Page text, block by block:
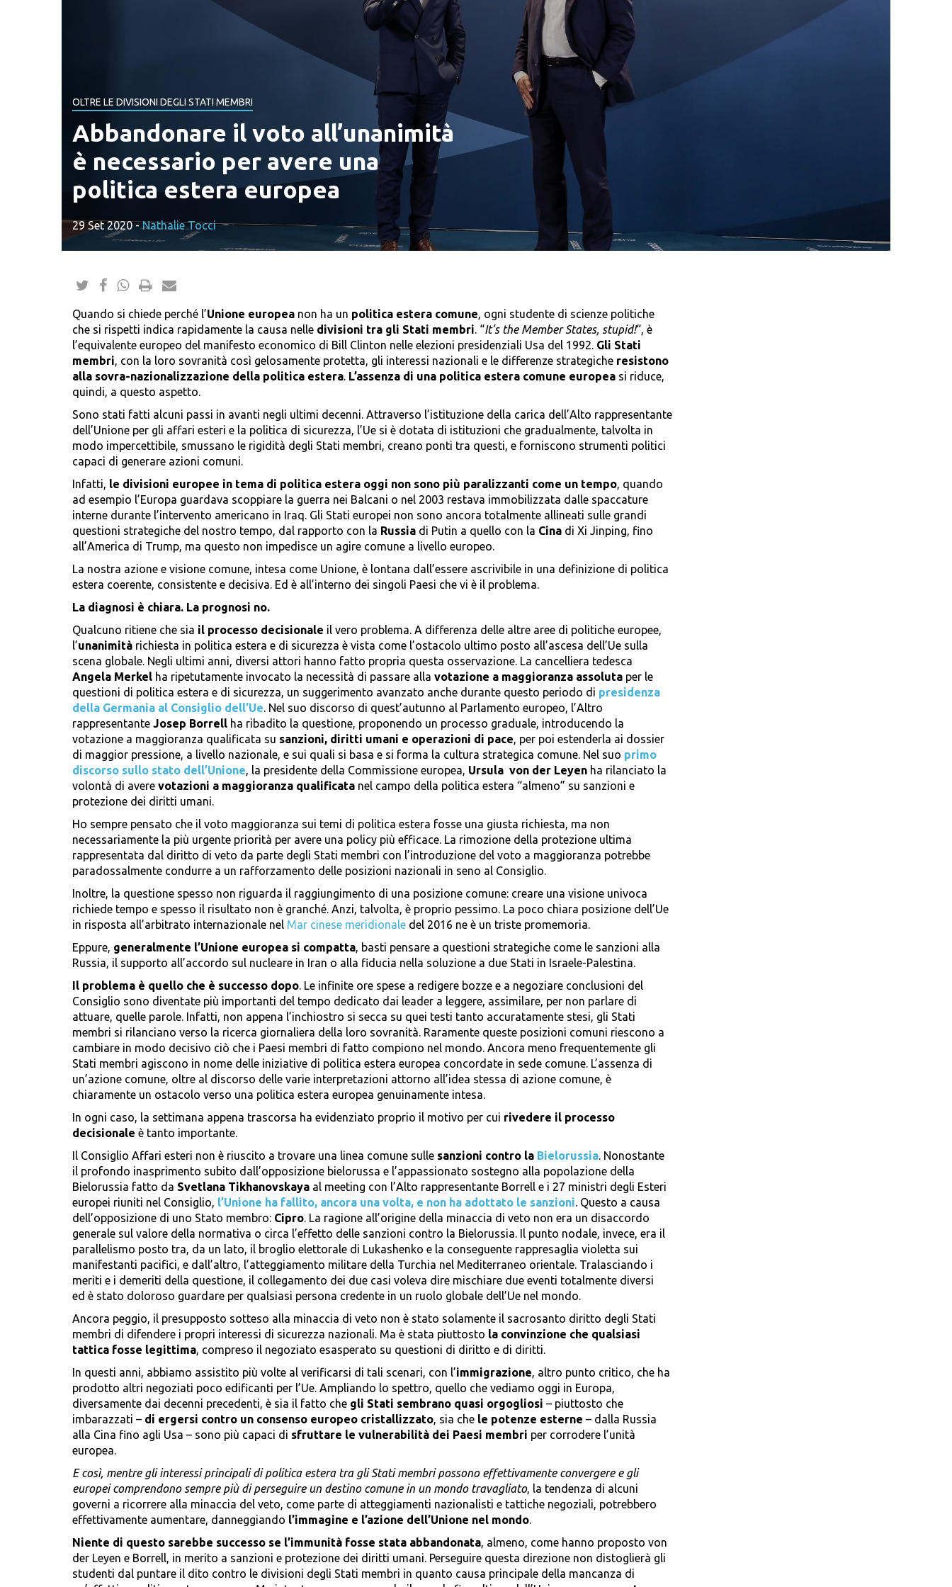
OLTRE LE DIVISIONI DEGLI STATI MEMBRI
Abbandonare il voto all’unanimità
è necessario per avere una
politica estera europea
29 Set 2020-Nathalie Tocci
Quando si chiede perché l’Unione europea non ha un politica estera comune, ogni studente di scienze politiche
che si rispetti indica rapidamente la causa nelle divisioni tra gli Stati membri. “It’s the Member States, stupid!“, è
l’equivalente europeo del manifesto economico di Bill Clinton nelle elezioni presidenziali Usa del 1992. Gli Stati
membri, con la loro sovranità così gelosamente protetta, gli interessi nazionali e le differenze strategiche resistono
alla sovra-nazionalizzazione della politica estera. L’assenza di una politica estera comune europea si riduce,
quindi, a questo aspetto.
Sono stati fatti alcuni passi in avanti negli ultimi decenni. Attraverso l’istituzione della carica dell’Alto rappresentante
dell’Unione per gli affari esteri e la politica di sicurezza, l’Ue si è dotata di istituzioni che gradualmente, talvolta in
modo impercettibile, smussano le rigidità degli Stati membri, creano ponti tra questi, e forniscono strumenti politici
capaci di generare azioni comuni.
Infatti, le divisioni europee in tema di politica estera oggi non sono più paralizzanti come un tempo, quando
ad esempio l’Europa guardava scoppiare la guerra nei Balcani o nel 2003 restava immobilizzata dalle spaccature
interne durante l’intervento americano in Iraq. Gli Stati europei non sono ancora totalmente allineati sulle grandi
questioni strategiche del nostro tempo, dal rapporto con la Russia di Putin a quello con la Cina di Xi Jinping, fino
all’America di Trump, ma questo non impedisce un agire comune a livello europeo.
La nostra azione e visione comune, intesa come Unione, è lontana dall’essere ascrivibile in una definizione di politica
estera coerente, consistente e decisiva. Ed è all’interno dei singoli Paesi che vi è il problema.
La diagnosi è chiara. La prognosi no.
Qualcuno ritiene che sia il processo decisionale il vero problema. A differenza delle altre aree di politiche europee,
l’unanimità richiesta in politica estera e di sicurezza è vista come l’ostacolo ultimo posto all’ascesa dell’Ue sulla
scena globale. Negli ultimi anni, diversi attori hanno fatto propria questa osservazione. La cancelliera tedesca
Angela Merkel ha ripetutamente invocato la necessità di passare alla votazione a maggioranza assoluta per le
questioni di politica estera e di sicurezza, un suggerimento avanzato anche durante questo periodo di presidenza
della Germania al Consiglio dell’Ue. Nel suo discorso di quest’autunno al Parlamento europeo, l’Altro
rappresentante Josep Borrell ha ribadito la questione, proponendo un processo graduale, introducendo la
votazione a maggioranza qualificata su sanzioni, diritti umani e operazioni di pace, per poi estenderla ai dossier
di maggior pressione, a livello nazionale, e sui quali si basa e si forma la cultura strategica comune. Nel suo primo
discorso sullo stato dell’Unione, la presidente della Commissione europea, Ursula von der Leyen ha rilanciato la
volontà di avere votazioni a maggioranza qualificata nel campo della politica estera “almeno” su sanzioni e
protezione dei diritti umani.
Ho sempre pensato che il voto maggioranza sui temi di politica estera fosse una giusta richiesta, ma non
necessariamente la più urgente priorità per avere una policy più efficace. La rimozione della protezione ultima
rappresentata dal diritto di veto da parte degli Stati membri con l’introduzione del voto a maggioranza potrebbe
paradossalmente condurre a un rafforzamento delle posizioni nazionali in seno al Consiglio.
Inoltre, la questione spesso non riguarda il raggiungimento di una posizione comune: creare una visione univoca
richiede tempo e spesso il risultato non è granché. Anzi, talvolta, è proprio pessimo. La poco chiara posizione dell’Ue
in risposta all’arbitrato internazionale nel Mar cinese meridionale del 2016 ne è un triste promemoria.
Eppure, generalmente l’Unione europea si compatta, basti pensare a questioni strategiche come le sanzioni alla
Russia, il supporto all’accordo sul nucleare in Iran o alla fiducia nella soluzione a due Stati in Israele-Palestina.
Il problema è quello che è successo dopo. Le infinite ore spese a redigere bozze e a negoziare conclusioni del
Consiglio sono diventate più importanti del tempo dedicato dai leader a leggere, assimilare, per non parlare di
attuare, quelle parole. Infatti, non appena l’inchiostro si secca su quei testi tanto accuratamente stesi, gli Stati
membri si rilanciano verso la ricerca giornaliera della loro sovranità. Raramente queste posizioni comuni riescono a
cambiare in modo decisivo ciò che i Paesi membri di fatto compiono nel mondo. Ancora meno frequentemente gli
Stati membri agiscono in nome delle iniziative di politica estera europea concordate in sede comune. L’assenza di
un’azione comune, oltre al discorso delle varie interpretazioni attorno all’idea stessa di azione comune, è
chiaramente un ostacolo verso una politica estera europea genuinamente intesa.
In ogni caso, la settimana appena trascorsa ha evidenziato proprio il motivo per cui rivedere il processo
decisionale è tanto importante.
Il Consiglio Affari esteri non è riuscito a trovare una linea comune sulle sanzioni contro la Bielorussia. Nonostante
il profondo inasprimento subito dall’opposizione bielorussa e l’appassionato sostegno alla popolazione della
Bielorussia fatto da Svetlana Tikhanovskaya al meeting con l’Alto rappresentante Borrell e i 27 ministri degli Esteri
europei riuniti nel Consiglio, l’Unione ha fallito, ancora una volta, e non ha adottato le sanzioni. Questo a causa
dell’opposizione di uno Stato membro: Cipro. La ragione all’origine della minaccia di veto non era un disaccordo
generale sul valore della normativa o circa l’effetto delle sanzioni contro la Bielorussia. Il punto nodale, invece, era il
parallelismo posto tra, da un lato, il broglio elettorale di Lukashenko e la conseguente rappresaglia violetta sui
manifestanti pacifici, e dall’altro, l’atteggiamento militare della Turchia nel Mediterraneo orientale. Tralasciando i
meriti e i demeriti della questione, il collegamento dei due casi voleva dire mischiare due eventi totalmente diversi
ed è stato doloroso guardare per qualsiasi persona credente in un ruolo globale dell’Ue nel mondo.
Ancora peggio, il presupposto sotteso alla minaccia di veto non è stato solamente il sacrosanto diritto degli Stati
membri di difendere i propri interessi di sicurezza nazionali. Ma è stata piuttosto la convinzione che qualsiasi
tattica fosse legittima, compreso il negoziato esasperato su questioni di diritto e di diritti.
In questi anni, abbiamo assistito più volte al verificarsi di tali scenari, con l’immigrazione, altro punto critico, che ha
prodotto altri negoziati poco edificanti per l’Ue. Ampliando lo spettro, quello che vediamo oggi in Europa,
diversamente dai decenni precedenti, è sia il fatto che gli Stati sembrano quasi orgogliosi – piuttosto che
imbarazzati – di ergersi contro un consenso europeo cristallizzato, sia che le potenze esterne – dalla Russia
alla Cina fino agli Usa – sono più capaci di sfruttare le vulnerabilità dei Paesi membri per corrodere l’unità
europea.
E così, mentre gli interessi principali di politica estera tra gli Stati membri possono effettivamente convergere e gli
europei comprendono sempre più di perseguire un destino comune in un mondo travagliato, la tendenza di alcuni
governi a ricorrere alla minaccia del veto, come parte di atteggiamenti nazionalisti e tattiche negoziali, potrebbero
effettivamente aumentare, danneggiando l’immagine e l’azione dell’Unione nel mondo.
Niente di questo sarebbe successo se l’immunità fosse stata abbandonata, almeno, come hanno proposto von
der Leyen e Borrell, in merito a sanzioni e protezione dei diritti umani. Perseguire questa direzione non distoglierà gli
studenti dal puntare il dito contro le divisioni degli Stati membri in quanto causa principale della mancanza di